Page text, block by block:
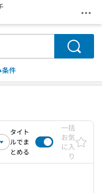
メ
検索
件
タイト
ルでま
とめる
一括
お気
に入
り